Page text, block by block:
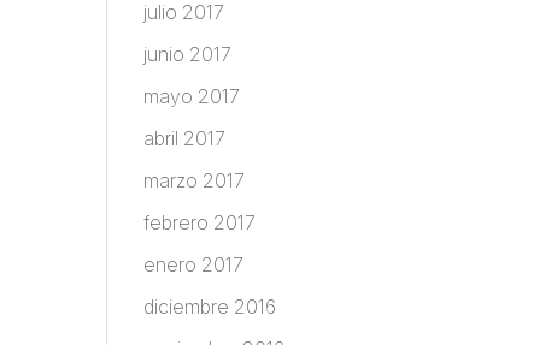
julio 2017
junio 2017
mayo 2017
abril 2017
marzo 2017
febrero 2017
enero 2017
diciembre 2016